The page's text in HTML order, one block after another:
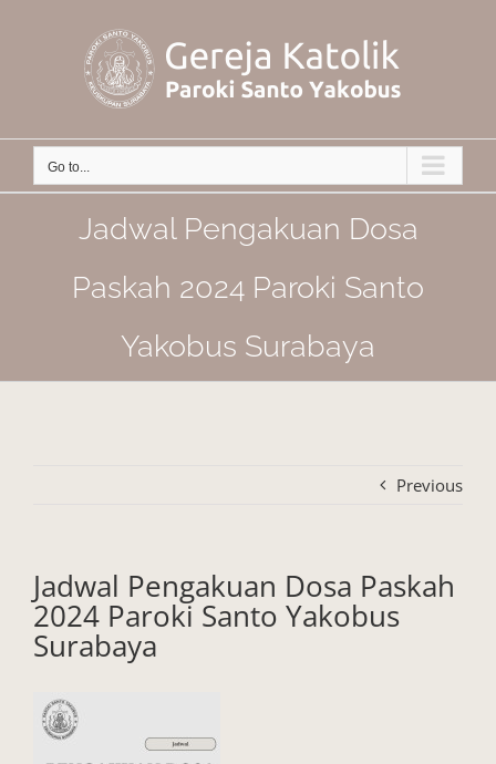
Go to...
Jadwal Pengakuan Dosa
Paskah 2024 Paroki Santo
Yakobus Surabaya
Previous
Jadwal Pengakuan Dosa Paskah
2024 Paroki Santo Yakobus
Surabaya